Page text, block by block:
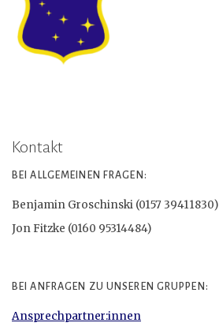
Kontakt
BEI ALLGEMEINEN FRAGEN:
Benjamin Groschinski (0157 39411830)
Jon Fitzke (0160 95314484)
BEI ANFRAGEN ZU UNSEREN GRUPPEN:
Ansprechpartner:innen